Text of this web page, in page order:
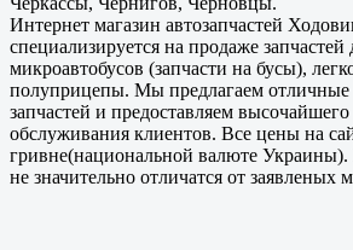
Интернет магазин автозапчастей
специализируется на продаже запчастей
микроавтобусов (запчасти на бусы),
полуприцепы. Мы предлагаем
запчастей и предоставляем
обслуживания клиентов. Все цены на
гривне(национальной валюте
не значительно отличатся от заявленых